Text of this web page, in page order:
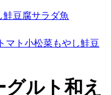
鮭豆腐サラダ魚
トマト 小松菜もやし鮭豆
ルト和え